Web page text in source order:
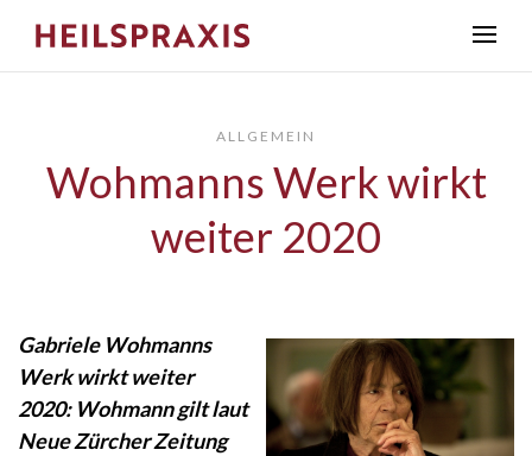
ALLGEMEIN
Wohmanns Werk wirkt
weiter 2020
Gabriele Wohmanns
Werk wirkt weiter
2020: Wohmann gilt laut
Neue Zürcher Zeitung